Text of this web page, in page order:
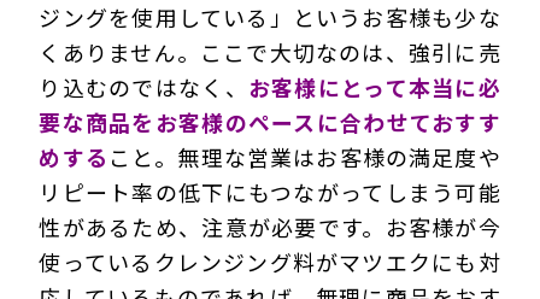
ジングを使用している」というお客様も少な
くありません。ここで大切なのは、強引に売
り込むのではなく、 お客様にとって本当に必
要な商品をお客様のペースに合わせておすす
めする こと。無理な営業はお客様の満足度や
リピート率の低下にもつながってしまう可能
性があるため、注意が必要です。お客様が今
使っているクレンジング料がマツエクにも対